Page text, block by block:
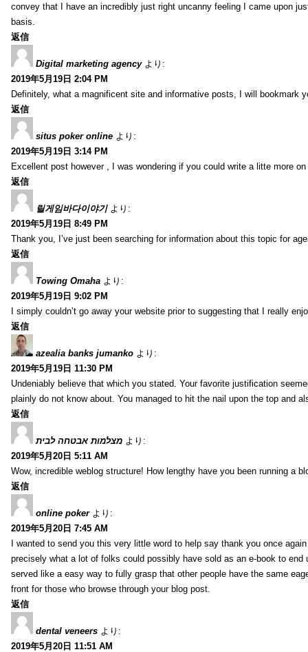
convey that I have an incredibly just right uncanny feeling I came upon
basis.
返信
Digital marketing agency より:
2019年5月19日 2:04 PM
Definitely, what a magnificent site and informative posts, I will bookmark
返信
situs poker online より:
2019年5月19日 3:14 PM
Excellent post however , I was wondering if you could write a litte more
返信
릴게임바다이야기 より:
2019年5月19日 8:49 PM
Thank you, I’ve just been searching for information about this topic for
返信
Towing Omaha より:
2019年5月19日 9:02 PM
I simply couldn’t go away your website prior to suggesting that I really
返信
azealia banks jumanko より:
2019年5月19日 11:30 PM
Undeniably believe that which you stated. Your favorite justification
plainly do not know about. You managed to hit the nail upon the top and
返信
מצלמות אבטחה לבית より:
2019年5月20日 5:11 AM
Wow, incredible weblog structure! How lengthy have you been running a
返信
online poker より:
2019年5月20日 7:45 AM
I wanted to send you this very little word to help say thank you once
precisely what a lot of folks could possibly have sold as an e-book to
served like a easy way to fully grasp that other people have the same
front for those who browse through your blog post.
返信
dental veneers より:
2019年5月20日 11:51 AM